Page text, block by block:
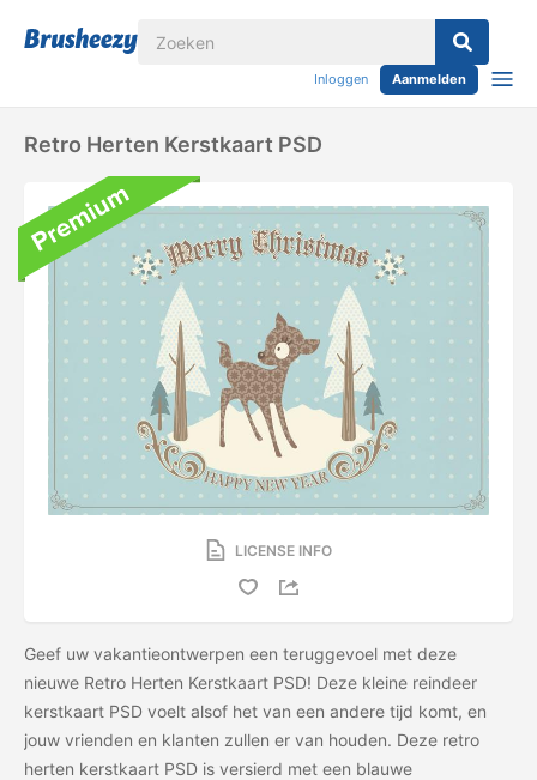
Inloggen Aanmelden
Retro Herten Kerstkaart PSD
LICENSE INFO
Geef uw vakantieontwerpen een teruggevoel met deze
nieuwe Retro Herten Kerstkaart PSD! Deze kleine reindeer
kerstkaart PSD voelt alsof het van een andere tijd komt, en
jouw vrienden en klanten zullen er van houden. Deze retro
herten kerstkaart PSD is versierd met een blauwe